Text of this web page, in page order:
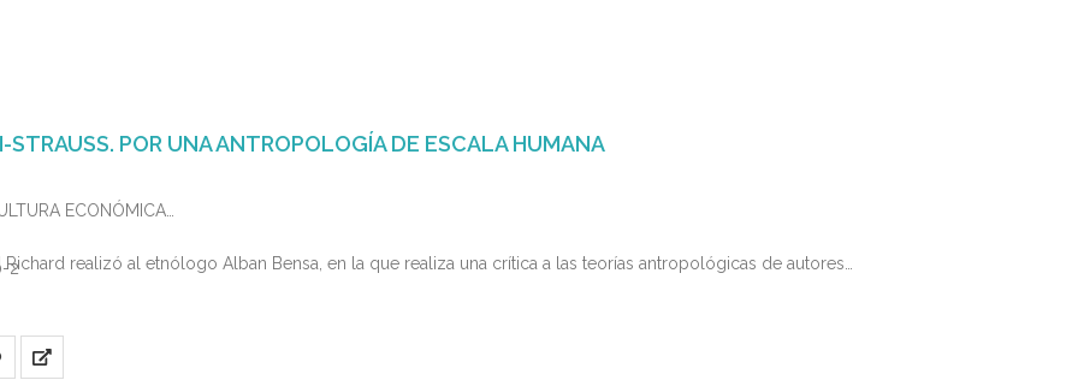
STRAUSS. POR UNA ANTROPOLOGÍA DE ESCALA HUMANA
ECONÓMICA
2
Richard realizó al etnólogo Alban Bensa, en la que realiza una crítica a las teorías antropológicas de autores…